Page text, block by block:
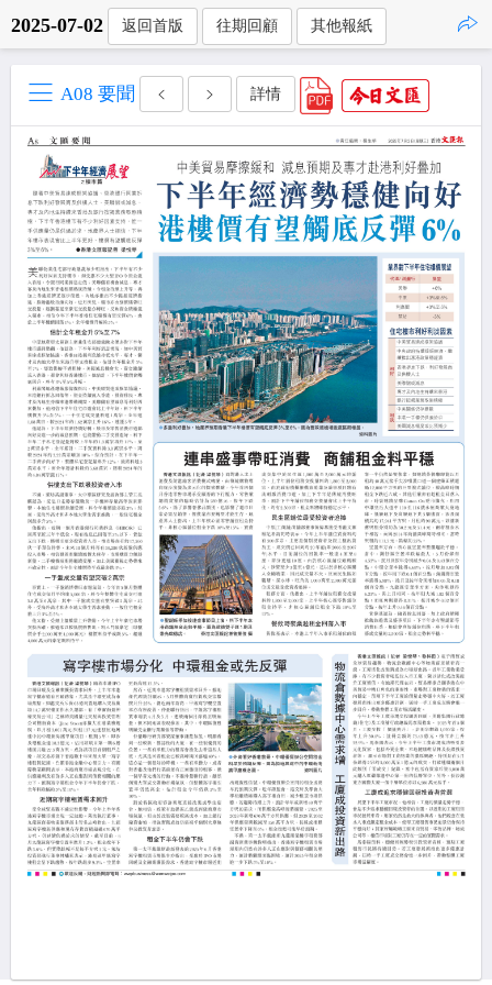
2025-07-02 返回首版 往期回顧 其他報紙
A08 要聞 詳情